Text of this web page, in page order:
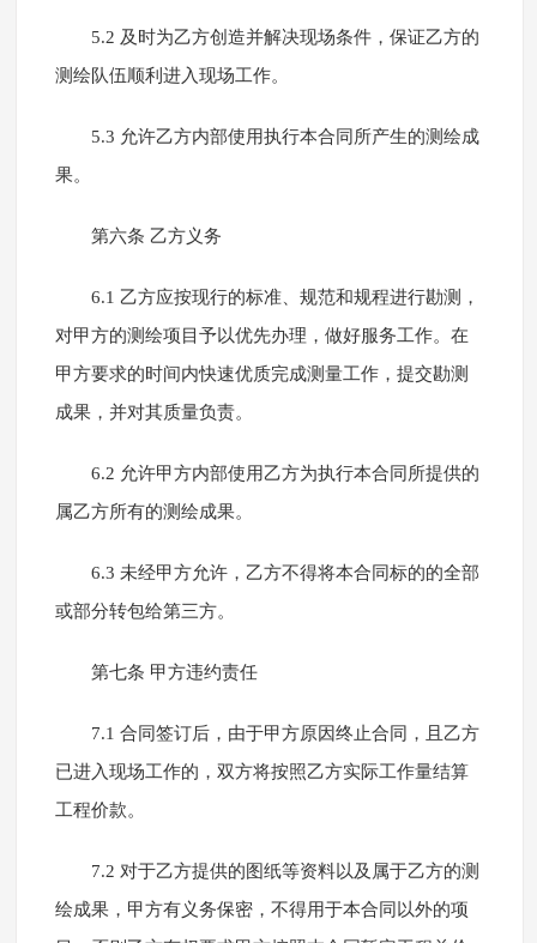
5.2 及时为乙方创造并解决现场条件，保证乙方的
测绘队伍顺利进入现场工作。
5.3 允许乙方内部使用执行本合同所产生的测绘成
果。
第六条 乙方义务
6.1 乙方应按现行的标准、规范和规程进行勘测，
对甲方的测绘项目予以优先办理，做好服务工作。在
甲方要求的时间内快速优质完成测量工作，提交勘测
成果，并对其质量负责。
6.2 允许甲方内部使用乙方为执行本合同所提供的
属乙方所有的测绘成果。
6.3 未经甲方允许，乙方不得将本合同标的的全部
或部分转包给第三方。
第七条 甲方违约责任
7.1 合同签订后，由于甲方原因终止合同，且乙方
已进入现场工作的，双方将按照乙方实际工作量结算
工程价款。
7.2 对于乙方提供的图纸等资料以及属于乙方的测
绘成果，甲方有义务保密，不得用于本合同以外的项